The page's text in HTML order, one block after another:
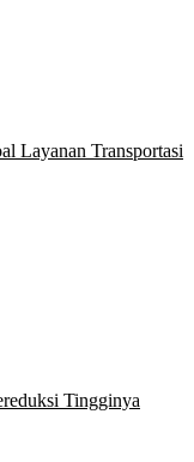
Layanan Transportasi
Tingginya